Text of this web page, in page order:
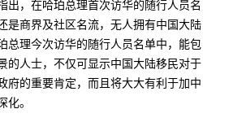
出，在哈珀总理首次访华的随行人员名
是商界及社区名流，无人拥有中国大陆
总理今次访华的随行人员名单中，能包
的人士，不仅可显示中国大陆移民对于
府的重要肯定，而且将大大有利于加中
化。